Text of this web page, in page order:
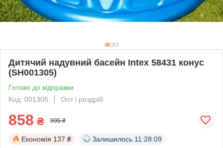
Дитячий надувний басейн Intex 58431 конус
(SH001305)
Готово до відправки
Код: 001305
Опт і роздріб
858 ₴ 995 ₴
Економія 137 ₴ Залишилось 11:28:08